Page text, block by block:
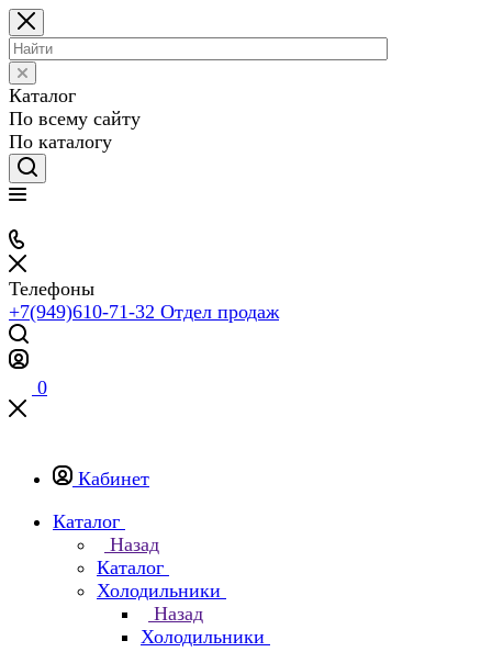
Каталог
По всему сайту
По каталогу
Телефоны
+7(949)610-71-32 Отдел продаж
0
Кабинет
Каталог
Назад
Каталог
Холодильники
Назад
Холодильники